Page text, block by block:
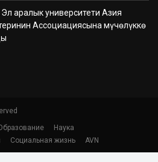
Эл аралык университети Азия
Ассоциациясына мүчөлүккө
Наука
Социальная жизнь AVN